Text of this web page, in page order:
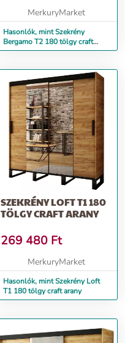
MerkuryMarket
Hasonlók, mint Szekrény
Bergamo T2 180 tölgy craft
arany/fekete/Tükör
SZEKRÉNY LOFT T1 180
TÖLGY CRAFT ARANY
269 480 Ft
MerkuryMarket
Hasonlók, mint Szekrény Loft
T1 180 tölgy craft arany